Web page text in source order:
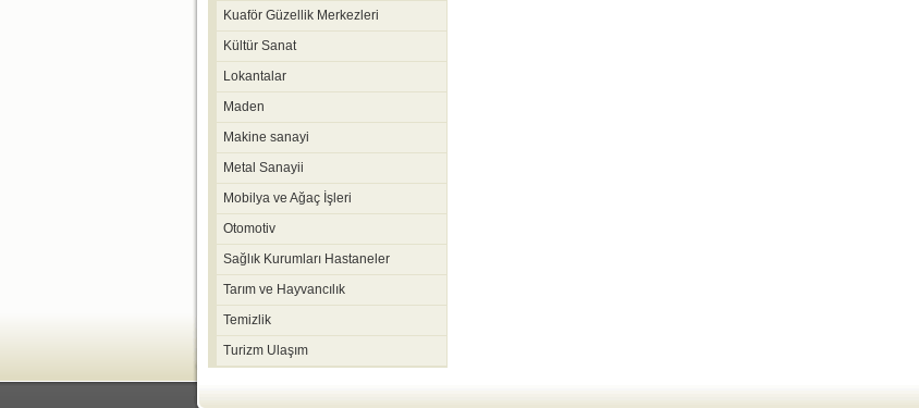
Kuaför Güzellik Merkezleri
Kültür Sanat
Lokantalar
Maden
Makine sanayi
Metal Sanayii
Mobilya ve Ağaç İşleri
Otomotiv
Sağlık Kurumları Hastaneler
Tarım ve Hayvancılık
Temizlik
Turizm Ulaşım